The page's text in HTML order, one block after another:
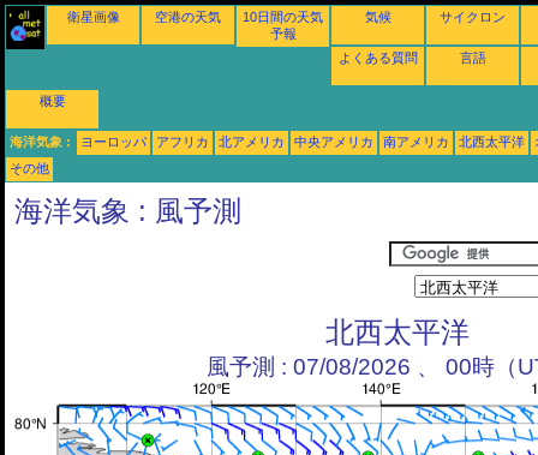
衛星画像 空港の天気
10日間の天気
予報
気候 サイクロン
よくある質問 言語
概要
海洋気象 : ヨーロッパ アフリカ 北アメリカ 中央アメリカ 南アメリカ 北西太平洋
その他
海洋気象 : 風予測
北西太平洋
風予測 : 07/08/2026 、 00時（